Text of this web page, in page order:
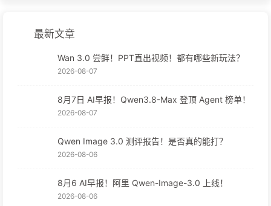
最新文章
Wan 3.0 尝鲜！PPT直出视频！都有哪些新玩法？
2026-08-07
8月7日 AI早报！Qwen3.8-Max 登顶 Agent 榜单！
2026-08-07
Qwen Image 3.0 测评报告！是否真的能打？
2026-08-06
8月6 AI早报！阿里 Qwen-Image-3.0 上线！
2026-08-06